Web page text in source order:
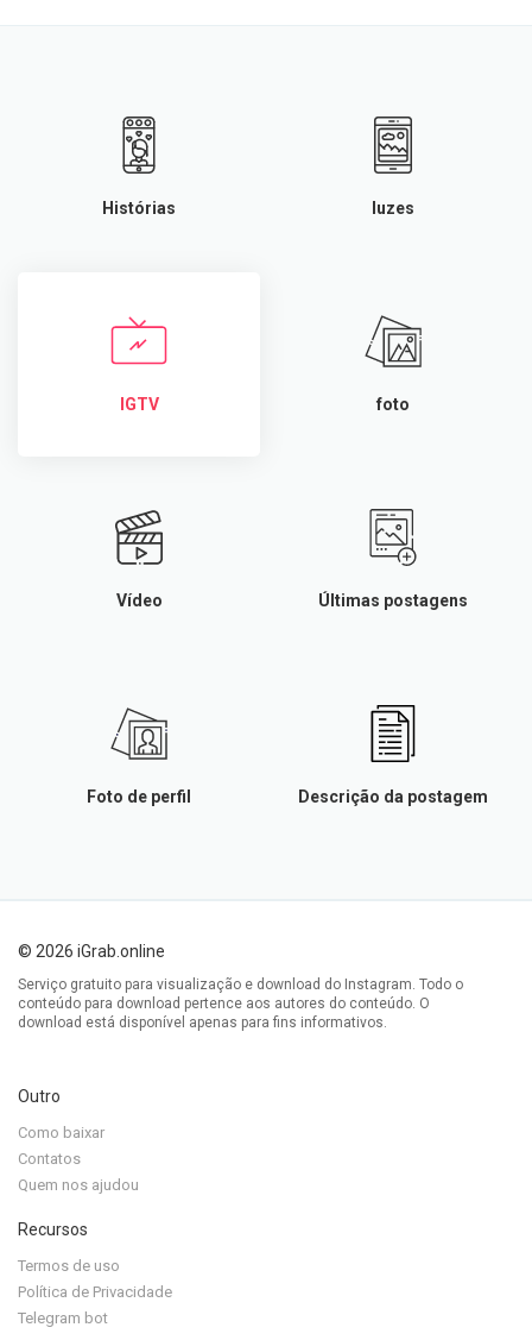
Histórias luzes
IGTV foto
Vídeo Últimas postagens
Foto de perfil Descrição da postagem
© 2026 iGrab.online
Serviço gratuito para visualização e download do Instagram. Todo o
conteúdo para download pertence aos autores do conteúdo. O
download está disponível apenas para fins informativos.
Outro
Como baixar
Contatos
Quem nos ajudou
Recursos
Termos de uso
Política de Privacidade
Telegram bot